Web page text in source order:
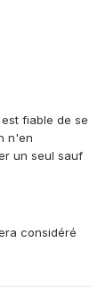
fiable de se
n'en
un seul sauf
considéré